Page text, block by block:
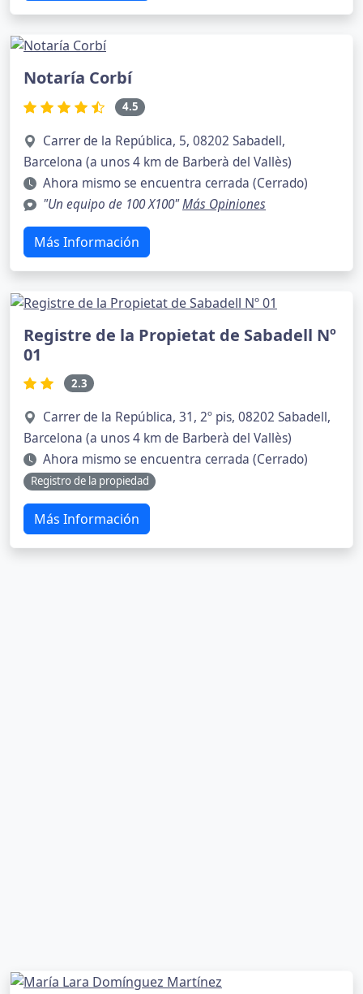
Notaría Corbí
4.5
Carrer de la República, 5, 08202 Sabadell,
Barcelona (a unos 4 km de Barberà del Vallès)
Ahora mismo se encuentra cerrada (Cerrado)
"Un equipo de 100 X100"Más Opiniones
Más Información
Registre de la Propietat de Sabadell Nº
01
2.3
Carrer de la República, 31, 2º pis, 08202 Sabadell,
Barcelona (a unos 4 km de Barberà del Vallès)
Ahora mismo se encuentra cerrada (Cerrado)
Registro de la propiedad
Más Información